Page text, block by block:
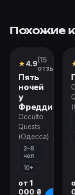
Похожие
Перформанс
★4.9(15
отзывов)
Пять
ночей
у
Фредди
Occulto
Quests
(Одесса)
2–8
чел
10+
от 1
000 ₴